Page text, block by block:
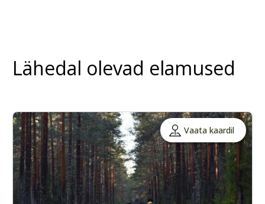
Lähedal olevad elamused
Vaata kaardil